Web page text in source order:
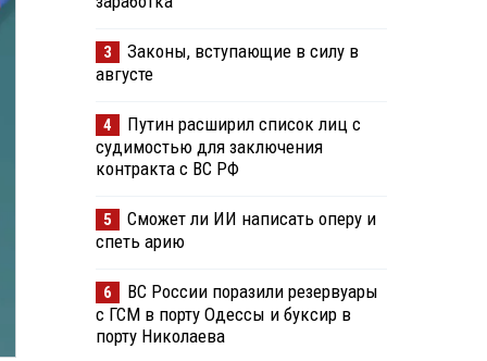
3
Законы, вступающие в силу в
августе
4
Путин расширил список лиц с
судимостью для заключения
контракта с ВС РФ
5
Сможет ли ИИ написать оперу и
спеть арию
6
ВС России поразили резервуары
с ГСМ в порту Одессы и буксир в
порту Николаева